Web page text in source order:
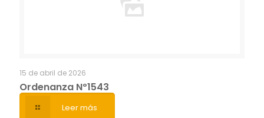
15 de abril de 2026
Ordenanza Nº1543
Leer más